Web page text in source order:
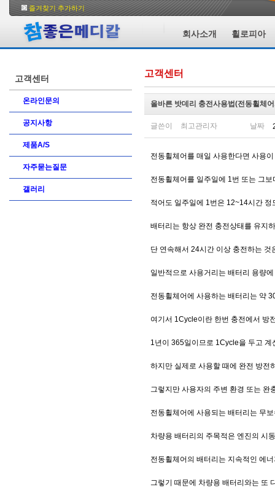
즐겨찾기 추가하기
회사소개 휠로피아
고객센터
온라인문의
공지사항
제품A/S
자주묻는질문
갤러리
고객센터
올바른 밧데리 충전사용법(전동휠체
글쓴이 최고관리자 날짜
전동휠체어를 매일 사용한다면 사용
전동휠체어를 일주일에 1번 또는 그
적어도 일주일에 1번은 12~14시간 정
배터리는 항상 완전 충전상태를 유지
단 연속해서 24시간 이상 충전하는
일반적으로 사용거리는 배터리 용량
전동휠체어에 사용하는 배터리는 약
여기서 1Cycle이란 한번 충전에서 방
1년이 365일이므로 1Cycle을 두고
하지만 실제로 사용할 때에 완전 방전
그렇지만 사용자의 주변 환경 또는 완
전동휠체어에 사용되는 배터리는 무
차량용 배터리의 주목적은 엔진의 시
전동휠체어의 배터리는 지속적인 에
그렇기 때문에 차량용 배터리와는 또